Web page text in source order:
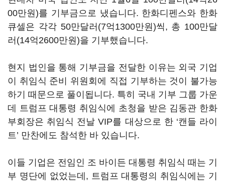
00만원)를 기부금으로 냈습니다. 한화디펜스와 한화
큐셀은 각각 50만달러(7억1300만원)씩, 총 100만달
러(14억2600만원)을 기부했습니다.
현지 법인을 통해 기부금을 전달한 이유는 외국 기업
이 취임식 준비 위원회에 직접 기부하는 것이 불가능
하기 때문으로 풀이됩니다. 특히 국내 기부 그룹 가운
데 트럼프 대통령 취임식에 초청을 받은 김동관 한화
부회장은 취임식 전날 VIP를 대상으로 한 ‘캔들 라이
트’ 만찬에도 참석한 바 있습니다.
이들 기업은 전임인 조 바이든 대통령 취임식 때는 기
부 명단에 없었는데, 트럼프 대통령의 취임식에는 기